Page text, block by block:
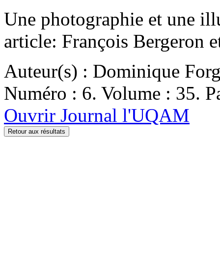
Une photographie et une
article: François Bergeron
Auteur(s) : Dominique
Numéro : 6. Volume : 35.
Ouvrir Journal l'UQAM
Retour aux résultats